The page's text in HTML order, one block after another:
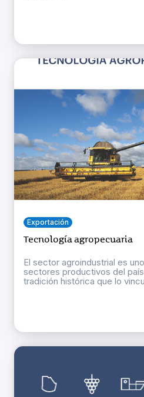
Exportación
Tecnología agropecuaria
El sector agroindustrial es
sectores productivos del
tradición histórica que lo